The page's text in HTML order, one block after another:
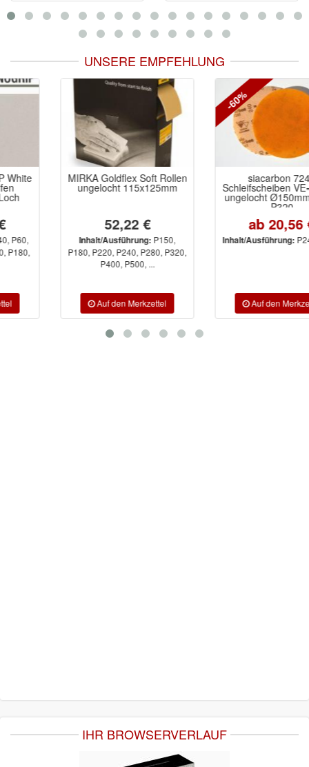
UNSERE EMPFEHLUNG
MIRKA Goldflex Soft Rollen
ungelocht 115x125mm
Inhalt/Ausführung:P150,
P180, P220, P240, P280, P320,
P400, P500, ...
siacarbon 7241
Schleifscheiben VE=10 Stk.
ungelocht Ø150mm P240,
P320
ab 20,56 €
Inhalt/Ausführung:P240, P320
-60%
IHR BROWSERVERLAUF